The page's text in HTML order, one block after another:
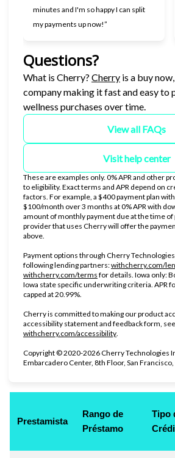
minutes and I'm so happy I can split
my payments up now!”
Questions?
What is Cherry? Cherry(opens in
is a buy
company making it fast and easy to
wellness purchases over time.
View all FAQs
Visit help center
These are examples only. 0% APR and other
to eligibility. Exact terms and APR depend on
factors. For example, a $400 payment plan
$100/month over 3 months at 0% APR with
amount of monthly payment due at the time
provider that uses Cherry will offer the
above.
Payment options through Cherry
following lending partners:withcherry.com/
withcherry.com/terms (opens in new tab)
for details. Iowa only:
Iowa state specific underwriting criteria. APR
capped at 20.99%.
Cherry is committed to making our product
accessibility statement and feedback form, see
withcherry.com/accessibility(opens in new tab)
Copyright © 2020-2026 Cherry Technologies
Embarcadero Center, 8th Floor, San Francisco,
Prestamista
Rango de
Préstamo
Tipo